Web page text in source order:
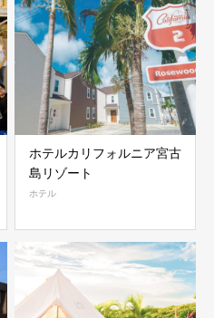
ホテルカリフォルニア宮古
島リゾート
ホテル